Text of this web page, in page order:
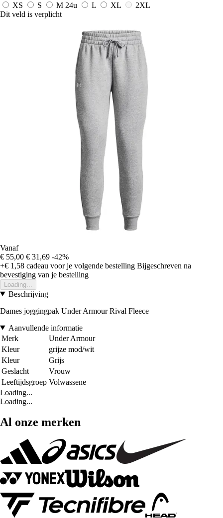
XS
S M 24u L XL
2XL
Dit veld is verplicht
Vanaf
€ 55,00 € 31,69 -42%
+€ 1,58 cadeau voor je volgende bestelling Bijgeschreven na
bevestiging van je bestelling
Loading...
Beschrijving
Dames joggingpak Under Armour Rival Fleece
Aanvullende informatie
Merk
Under Armour
Kleur
grijze mod/wit
Kleur
Grijs
Geslacht
Vrouw
Leeftijdsgroep Volwassene
Loading...
Loading...
Al onze merken